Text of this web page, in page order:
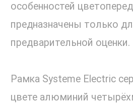
особенностей
предназначены только
предварительной оценки.
Рамка Systeme Electric
цвете алюминий